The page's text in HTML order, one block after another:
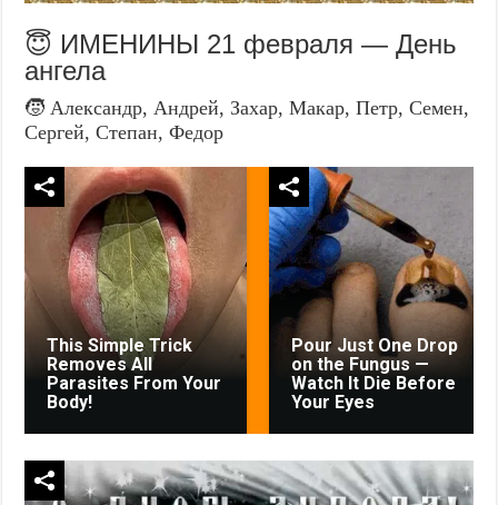
😇 ИМЕНИНЫ 21 февраля — День
ангела
🧒 Александр, Андрей, Захар, Макар, Петр, Семен,
Сергей, Степан, Федор
This Simple Trick
Removes All
Parasites From Your
Body!
Pour Just One Drop
on the Fungus —
Watch It Die Before
Your Eyes